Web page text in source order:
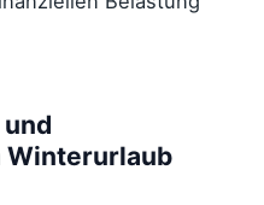
Winterurlaub